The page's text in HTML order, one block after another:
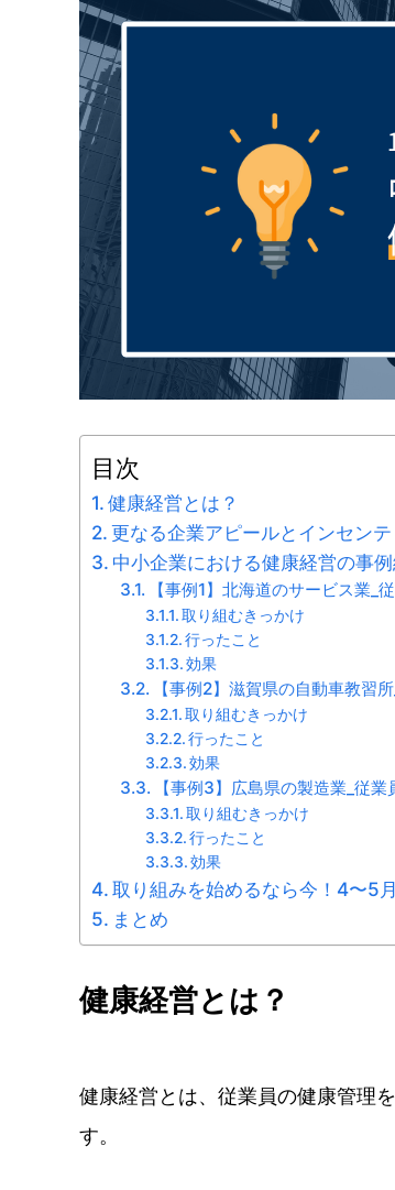
目次
健康経営とは？
更なる企業アピールとインセン
中小企業における健康経営の事
【事例1】北海道のサービス業_
取り組むきっかけ
行ったこと
効果
【事例2】滋賀県の自動車教習
取り組むきっかけ
行ったこと
効果
【事例3】広島県の製造業_従
取り組むきっかけ
行ったこと
効果
取り組みを始めるなら今！4〜5
まとめ
健康経営とは？
健康経営とは、従業員の健康管理
す。